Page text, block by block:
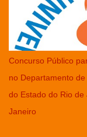
Concurso Público
no Departamento
do Estado do Rio
Janeiro